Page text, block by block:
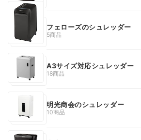
フェローズのシュレッダー
5商品
A3サイズ対応シュレッダー
18商品
明光商会のシュレッダー
10商品